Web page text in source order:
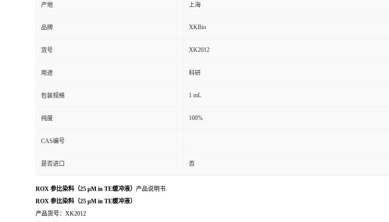
产地 上海
品牌 XKBio
货号 XK2012
用途 科研
包装规格 1 mL
纯度 100%
CAS编号
是否进口 否
ROX 参比染料（25 μM in TE缓冲液） 产品说明书
ROX 参比染料（25 μM in TE缓冲液）
产品货号：XK2012